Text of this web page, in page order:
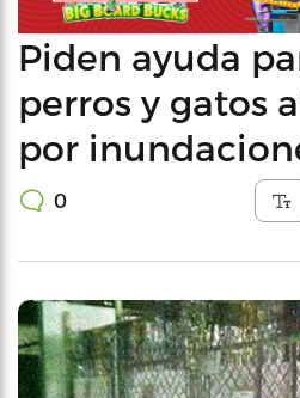
Piden ayuda
perros y gatos
por
0